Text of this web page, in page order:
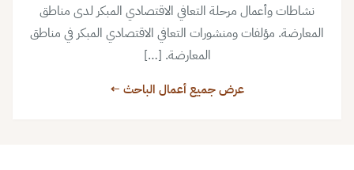
نشاطات وأعمال مرحلة التعافي الاقتصادي المبكر لدى مناطق
المعارضة. مؤلفات ومنشورات التعافي الاقتصادي المبكر في مناطق
المعارضة. […]
عرض جميع أعمال الباحث ←